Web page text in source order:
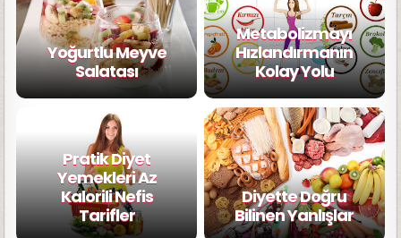
Yoğurtlu Meyve
Salatası
Metabolizmayı
Hızlandırmanın
Kolay Yolu
Pratik Diyet
Yemekleri Az
Kalorili Nefis
Tarifler
Diyette Doğru
Bilinen Yanlışlar